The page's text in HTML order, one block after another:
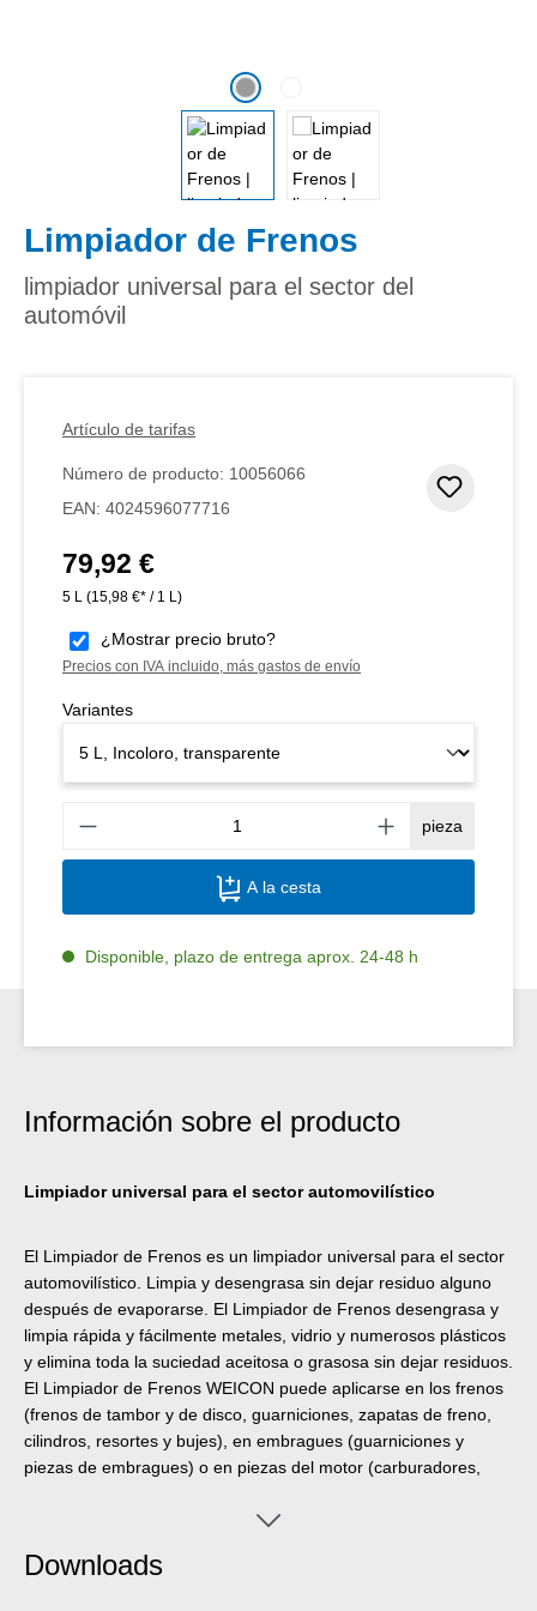
Limpiador de Frenos
limpiador universal para el sector del
automóvil
Artículo de tarifas
Número de producto: 10056066
EAN: 4024596077716
Precio normal:
79,92 €
5 L (15,98 €* / 1 L)
¿Mostrar precio bruto?
Precios con IVA incluido, más gastos de envío
Variantes
pieza
A la cesta
Disponible, plazo de entrega aprox. 24-48 h
Información sobre el producto
Limpiador universal para el sector automovilístico
El Limpiador de Frenos es un limpiador universal para el sector
automovilístico. Limpia y desengrasa sin dejar residuo alguno
después de evaporarse. El Limpiador de Frenos desengrasa y
limpia rápida y fácilmente metales, vidrio y numerosos plásticos
y elimina toda la suciedad aceitosa o grasosa sin dejar residuos.
El Limpiador de Frenos WEICON puede aplicarse en los frenos
(frenos de tambor y de disco, guarniciones, zapatas de freno,
cilindros, resortes y bujes), en embragues (guarniciones y
piezas de embragues) o en piezas del motor (carburadores,
Downloads